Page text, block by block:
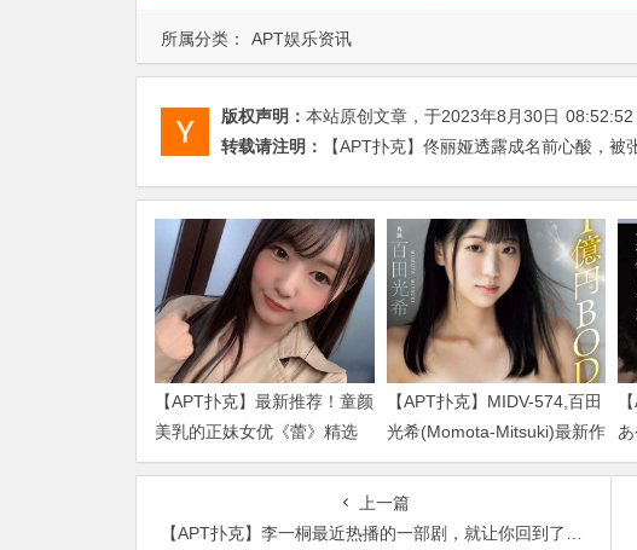
所属分类： APT娱乐资讯
版权声明： 本站原创文章，于2023年8月30日 08:52:52
转载请注明：
【APT扑克】佟丽娅透露成名前心酸，
【APT扑克】最新推荐！童颜
美乳的正妹女优《蕾》精选
作品介绍……
【APT扑克】MIDV-574,百田
光希(Momota-Mitsuki)最新作
品2024/01/02发布！
上一篇
【APT扑克】李一桐最近热播的一部剧，就让你回到了生活的本真